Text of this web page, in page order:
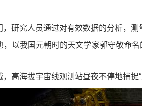
究人员通过对有效数据的分析，测
我国元朝时的天文学家郭守敬命名
海拔宇宙线观测站昼夜不停地捕捉“